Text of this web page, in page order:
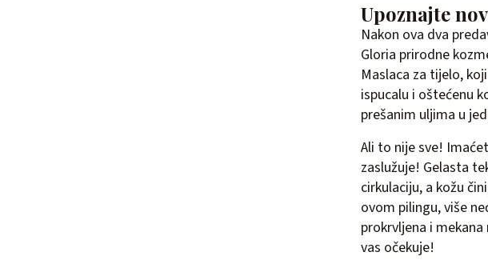
Upoznajte
Nakon ova dva
Gloria prirodne
Maslaca za tijelo,
ispucalu i oštećenu
prešanim uljima u
Ali to nije sve!
zaslužuje! Gelasta
cirkulaciju, a kožu
ovom pilingu, više
prokrvljena i
vas očekuje!